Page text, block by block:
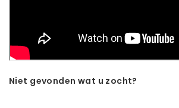
Niet gevonden wat u zocht?